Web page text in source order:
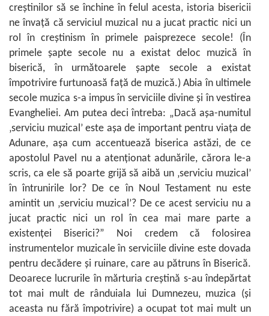
creştinilor să se închine în felul acesta, istoria bisericii
ne învaţă că serviciul muzical nu a jucat practic nici un
rol în creştinism în primele paisprezece secole! (În
primele şapte secole nu a existat deloc muzică în
biserică, în următoarele şapte secole a existat
împotrivire furtunoasă faţă de muzică.) Abia în ultimele
secole muzica s-a impus în serviciile divine şi în vestirea
Evangheliei. Am putea deci întreba: „Dacă aşa-numitul
‚serviciu muzical’ este aşa de important pentru viaţa de
Adunare, aşa cum accentuează biserica astăzi, de ce
apostolul Pavel nu a atenţionat adunările, cărora le-a
scris, ca ele să poarte grijă să aibă un ‚serviciu muzical’
în întrunirile lor? De ce în Noul Testament nu este
amintit un ‚serviciu muzical’? De ce acest serviciu nu a
jucat practic nici un rol în cea mai mare parte a
existenţei Biserici?” Noi credem că folosirea
instrumentelor muzicale în serviciile divine este dovada
pentru decădere şi ruinare, care au pătruns în Biserică.
Deoarece lucrurile în mărturia creştină s-au îndepărtat
tot mai mult de rânduiala lui Dumnezeu, muzica (şi
aceasta nu fără împotrivire) a ocupat tot mai mult un